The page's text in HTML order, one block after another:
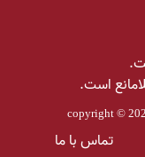
است.
copyright ©
تماس با ما